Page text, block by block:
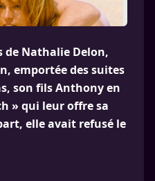
de Nathalie Delon,
emportée des suites
son fils Anthony en
» qui leur offre sa
elle avait refusé le